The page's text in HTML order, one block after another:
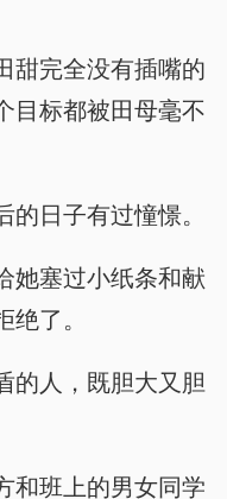
甜完全没有插嘴的
目标都被田母毫不
的日子有过憧憬。
她塞过小纸条和献
了。
的人，既胆大又胆
和班上的男女同学